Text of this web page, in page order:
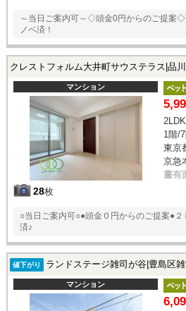
～当日ご案内可～◇頭金0円からのご提案
ノベ済！
クレストフォルム大井町サウステラス|品
マンション
28枚
1階/
東京
京急
晝有
○当日ご案内可○●頭金０円からのご提案●
済♪
値下がり ランドステージ雑司が谷|豊島区
マンション